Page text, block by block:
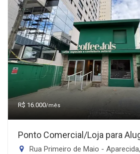
R$ 16.000/mês
Ponto Comercial/Loja para
Rua Primeiro de Maio -